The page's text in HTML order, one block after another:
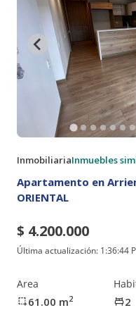
InmobiliariaInmuebles
Apartamento en
ORIENTAL
$ 4.200.000
Última actualización: 1:36:44
Area
61.00 m2 2